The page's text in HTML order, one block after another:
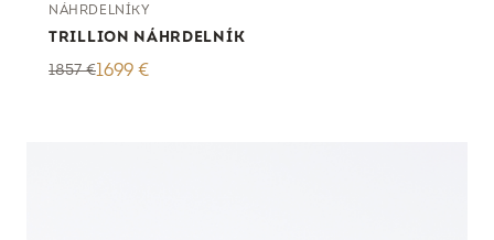
NÁHRDELNÍKY
TRILLION NÁHRDELNÍK
1857€1699 €